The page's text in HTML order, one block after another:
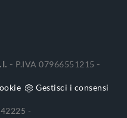
- P.IVA 07966551215 -
Gestisci i consensi
-